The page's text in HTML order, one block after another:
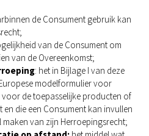
de Consument gebruik kan
van de Consument om
van de Overeenkomst;
: het in Bijlage I van deze
modelformulier voor
de toepasselijke producten of
en die een Consument kan invullen
van zijn Herroepingsrecht;